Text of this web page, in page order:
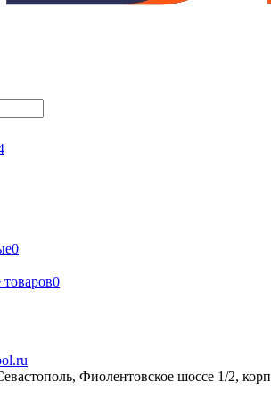
0
0
Фиолентовское шоссе 1/2,